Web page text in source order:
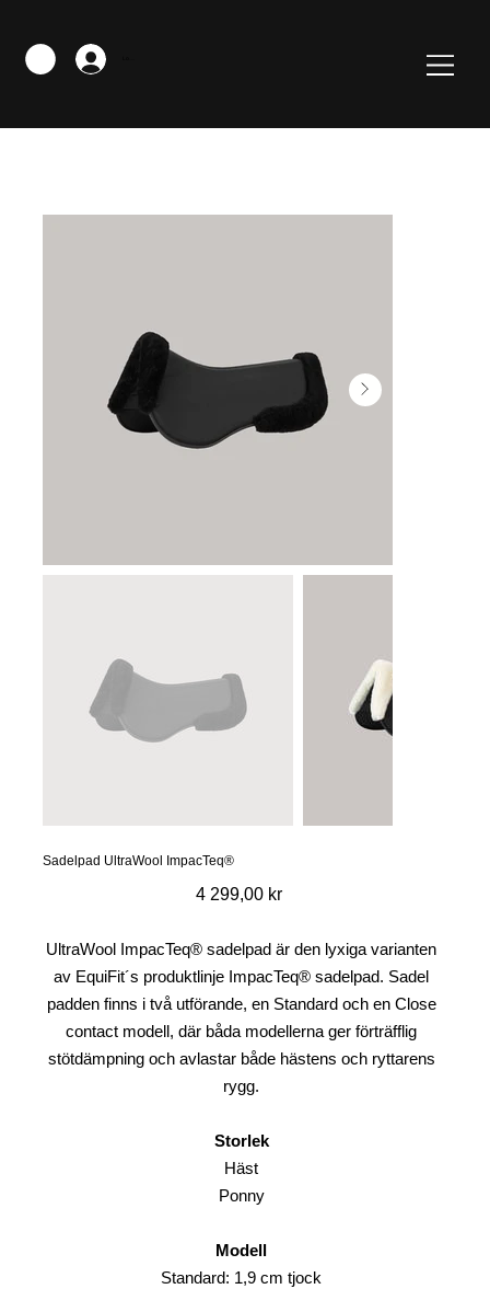
Sadelpad UltraWool ImpacTeq®
Pris
4 299,00 kr
UltraWool ImpacTeq® sadelpad är den lyxiga varianten
av EquiFit´s produktlinje ImpacTeq® sadelpad. Sadel
padden finns i två utförande, en Standard och en Close
contact modell, där båda modellerna ger förträfflig
stötdämpning och avlastar både hästens och ryttarens
rygg.
Storlek
Häst
Ponny
Modell
Standard: 1,9 cm tjock